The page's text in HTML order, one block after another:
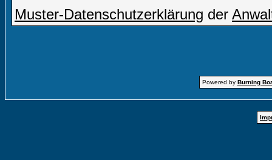
Muster-Datenschutzerklärung der
Powered by Burning